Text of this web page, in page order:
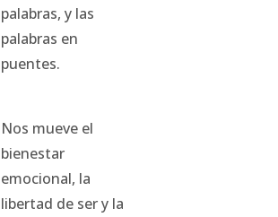
palabras, y las
palabras en
puentes.
Nos mueve el
bienestar
emocional, la
libertad de ser y la